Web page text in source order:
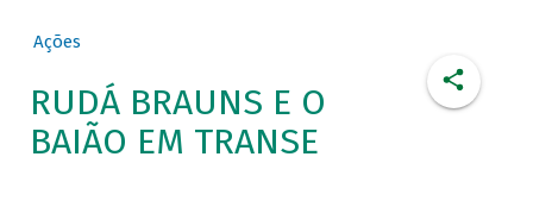
Ações
RUDÁ BRAUNS E O
BAIÃO EM TRANSE